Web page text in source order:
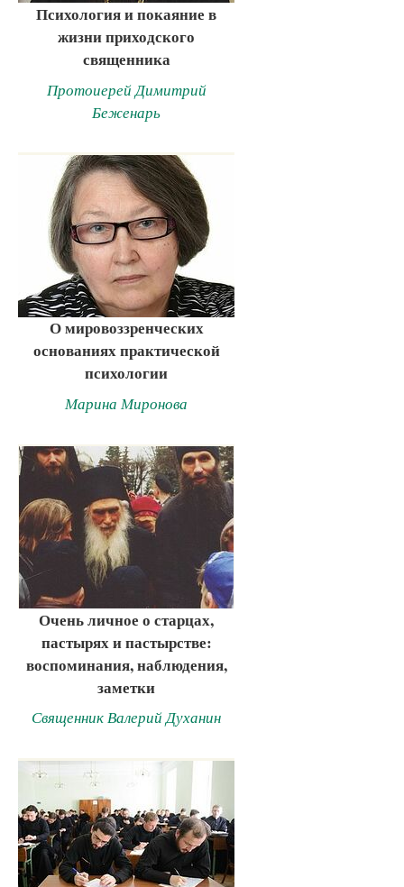
Психология и покаяние в
жизни приходского
священника
Протоиерей Димитрий
Беженарь
О мировоззренческих
основаниях практической
психологии
Марина Миронова
Очень личное о старцах,
пастырях и пастырстве:
воспоминания, наблюдения,
заметки
Священник Валерий Духанин